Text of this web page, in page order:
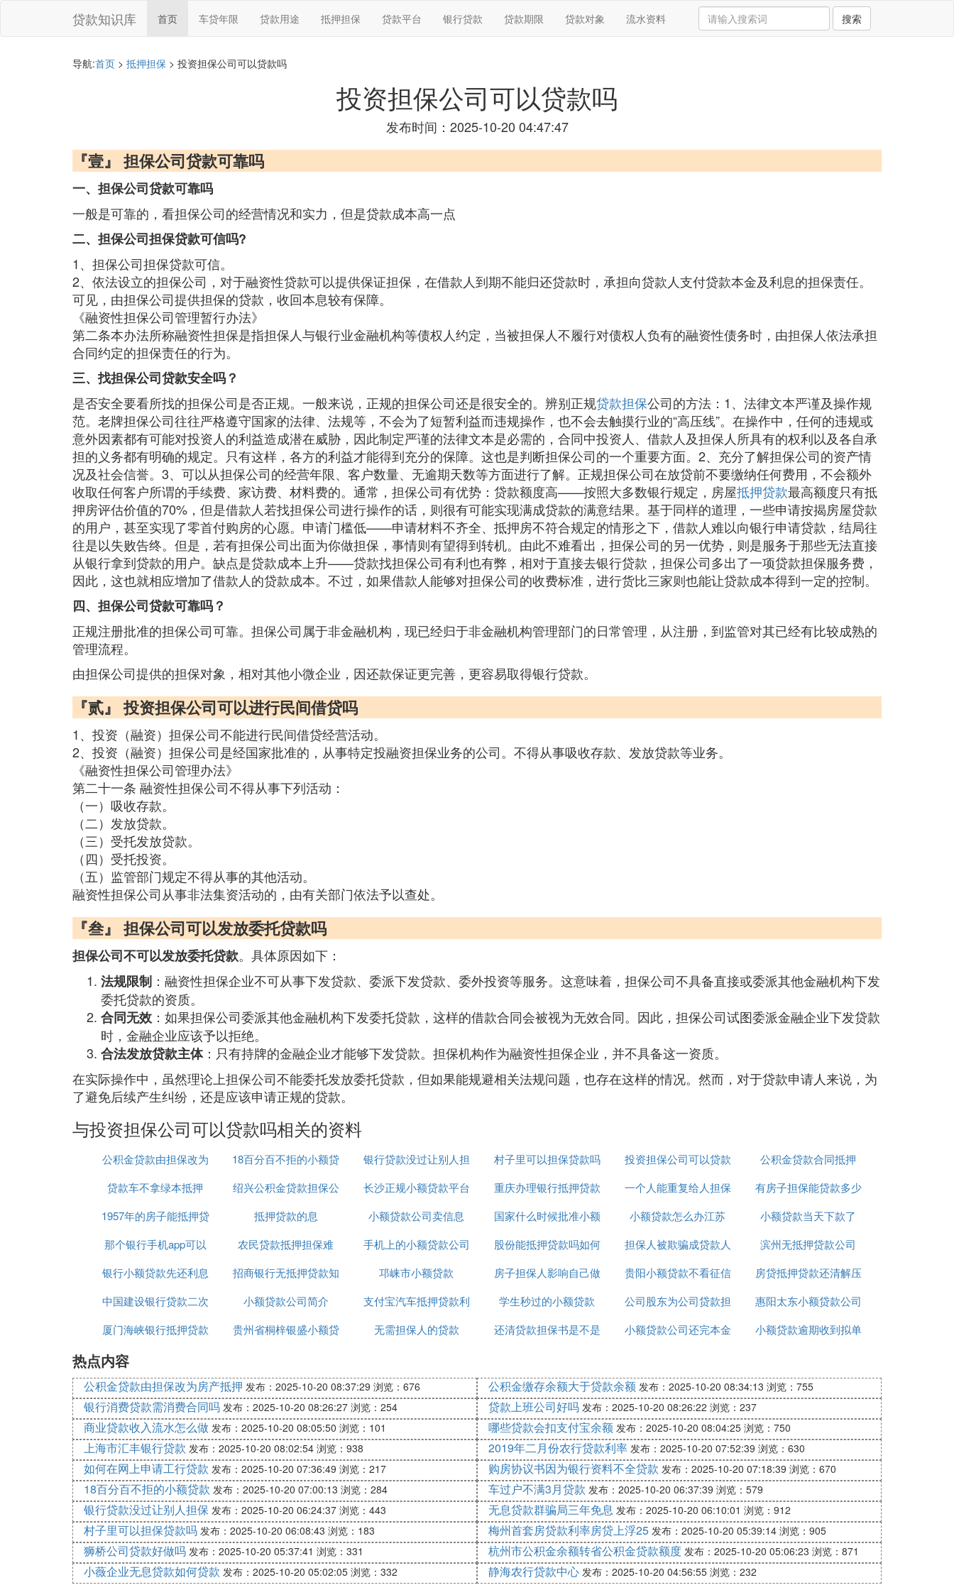
贷款知识库 首页 车贷年限 贷款用途 抵押担保 贷款平台 银行贷款 贷款期限 贷款对象 流水资料 搜索
导航:首页 > 抵押担保 > 投资担保公司可以贷款吗
投资担保公司可以贷款吗
发布时间：2025-10-20 04:47:47
『壹』 担保公司贷款可靠吗
一、担保公司贷款可靠吗
一般是可靠的，看担保公司的经营情况和实力，但是贷款成本高一点
二、担保公司担保贷款可信吗?
1、担保公司担保贷款可信。
2、依法设立的担保公司，对于融资性贷款可以提供保证担保，在借款人到期不能归还贷款时，承担向贷款人支付贷款本金及利息的担保责任。
可见，由担保公司提供担保的贷款，收回本息较有保障。
《融资性担保公司管理暂行办法》
第二条本办法所称融资性担保是指担保人与银行业金融机构等债权人约定，当被担保人不履行对债权人负有的融资性债务时，由担保人依法承担
合同约定的担保责任的行为。
三、找担保公司贷款安全吗？
是否安全要看所找的担保公司是否正规。一般来说，正规的担保公司还是很安全的。辨别正规贷款担保公司的方法：1、法律文本严谨及操作规
范。老牌担保公司往往严格遵守国家的法律、法规等，不会为了短暂利益而违规操作，也不会去触摸行业的“高压线”。在操作中，任何的违规或
意外因素都有可能对投资人的利益造成潜在威胁，因此制定严谨的法律文本是必需的，合同中投资人、借款人及担保人所具有的权利以及各自承
担的义务都有明确的规定。只有这样，各方的利益才能得到充分的保障。这也是判断担保公司的一个重要方面。2、充分了解担保公司的资产情
况及社会信誉。3、可以从担保公司的经营年限、客户数量、无逾期天数等方面进行了解。正规担保公司在放贷前不要缴纳任何费用，不会额外
收取任何客户所谓的手续费、家访费、材料费的。通常，担保公司有优势：贷款额度高——按照大多数银行规定，房屋抵押贷款最高额度只有抵
押房评估价值的70%，但是借款人若找担保公司进行操作的话，则很有可能实现满成贷款的满意结果。基于同样的道理，一些申请按揭房屋贷款
的用户，甚至实现了零首付购房的心愿。申请门槛低——申请材料不齐全、抵押房不符合规定的情形之下，借款人难以向银行申请贷款，结局往
往是以失败告终。但是，若有担保公司出面为你做担保，事情则有望得到转机。由此不难看出，担保公司的另一优势，则是服务于那些无法直接
从银行拿到贷款的用户。缺点是贷款成本上升——贷款找担保公司有利也有弊，相对于直接去银行贷款，担保公司多出了一项贷款担保服务费，
因此，这也就相应增加了借款人的贷款成本。不过，如果借款人能够对担保公司的收费标准，进行货比三家则也能让贷款成本得到一定的控制。
四、担保公司贷款可靠吗？
正规注册批准的担保公司可靠。担保公司属于非金融机构，现已经归于非金融机构管理部门的日常管理，从注册，到监管对其已经有比较成熟的
管理流程。
由担保公司提供的担保对象，相对其他小微企业，因还款保证更完善，更容易取得银行贷款。
『贰』 投资担保公司可以进行民间借贷吗
1、投资（融资）担保公司不能进行民间借贷经营活动。
2、投资（融资）担保公司是经国家批准的，从事特定投融资担保业务的公司。不得从事吸收存款、发放贷款等业务。
《融资性担保公司管理办法》
第二十一条 融资性担保公司不得从事下列活动：
（一）吸收存款。
（二）发放贷款。
（三）受托发放贷款。
（四）受托投资。
（五）监管部门规定不得从事的其他活动。
融资性担保公司从事非法集资活动的，由有关部门依法予以查处。
『叁』 担保公司可以发放委托贷款吗
担保公司不可以发放委托贷款。具体原因如下：
法规限制 ：融资性担保企业不可从事下发贷款、委派下发贷款、委外投资等服务。这意味着，担保公司不具备直接或委派其他金融机构下发
委托贷款的资质。
合同无效 ：如果担保公司委派其他金融机构下发委托贷款，这样的借款合同会被视为无效合同。因此，担保公司试图委派金融企业下发贷款
时，金融企业应该予以拒绝。
合法发放贷款主体：只有持牌的金融企业才能够下发贷款。担保机构作为融资性担保企业，并不具备这一资质。
在实际操作中，虽然理论上担保公司不能委托发放委托贷款，但如果能规避相关法规问题，也存在这样的情况。然而，对于贷款申请人来说，为
了避免后续产生纠纷，还是应该申请正规的贷款。
与投资担保公司可以贷款吗相关的资料
公积金贷款由担保改为
房产抵押
18百分百不拒的小额贷
款
银行贷款没过让别人担
保
村子里可以担保贷款吗
投资担保公司可以贷款
吗
公积金贷款合同抵押
贷款车不拿绿本抵押
绍兴公积金贷款担保公
司
长沙正规小额贷款平台
重庆办理银行抵押贷款
公司
一个人能重复给人担保
贷款吗
有房子担保能贷款多少
1957年的房子能抵押贷
款吗
抵押贷款的息 小额贷款公司卖信息
国家什么时候批准小额
贷款
小额贷款怎么办江苏
小额贷款当天下款了
那个银行手机app可以
小额贷款
农民贷款抵押担保难
手机上的小额贷款公司
正规吗
股份能抵押贷款吗如何
办理
担保人被欺骗成贷款人
滨州无抵押贷款公司
银行小额贷款先还利息
到期付本金
招商银行无抵押贷款知
识介绍
邛崃市小额贷款
房子担保人影响自己做
贷款吗
贵阳小额贷款不看征信
房贷抵押贷款还清解压
中国建设银行贷款二次
抵押利率是多少
小额贷款公司简介
支付宝汽车抵押贷款利
息8厘
学生秒过的小额贷款
公司股东为公司贷款担
保
惠阳太东小额贷款公司
电话
厦门海峡银行抵押贷款
贵州省桐梓银盛小额贷
无需担保人的贷款
还清贷款担保书是不是
小额贷款公司还完本金
小额贷款逾期收到拟单
热点内容
公积金贷款由担保改为房产抵押 发布：2025-10-20 08:37:29 浏览：676 公积金缴存余额大于贷款余额 发布：2025-10-20 08:34:13 浏览：755
银行消费贷款需消费合同吗 发布：2025-10-20 08:26:27 浏览：254 贷款上班公司好吗 发布：2025-10-20 08:26:22 浏览：237
商业贷款收入流水怎么做 发布：2025-10-20 08:05:50 浏览：101 哪些贷款会扣支付宝余额 发布：2025-10-20 08:04:25 浏览：750
上海市汇丰银行贷款 发布：2025-10-20 08:02:54 浏览：938 2019年二月份农行贷款利率 发布：2025-10-20 07:52:39 浏览：630
如何在网上申请工行贷款 发布：2025-10-20 07:36:49 浏览：217 购房协议书因为银行资料不全贷款 发布：2025-10-20 07:18:39 浏览：670
18百分百不拒的小额贷款 发布：2025-10-20 07:00:13 浏览：284 车过户不满3月贷款 发布：2025-10-20 06:37:39 浏览：579
银行贷款没过让别人担保 发布：2025-10-20 06:24:37 浏览：443 无息贷款群骗局三年免息 发布：2025-10-20 06:10:01 浏览：912
村子里可以担保贷款吗 发布：2025-10-20 06:08:43 浏览：183 梅州首套房贷款利率房贷上浮25 发布：2025-10-20 05:39:14 浏览：905
狮桥公司贷款好做吗 发布：2025-10-20 05:37:41 浏览：331 杭州市公积金余额转省公积金贷款额度 发布：2025-10-20 05:06:23 浏览：871
小薇企业无息贷款如何贷款 发布：2025-10-20 05:02:05 浏览：332 静海农行贷款中心 发布：2025-10-20 04:56:55 浏览：232